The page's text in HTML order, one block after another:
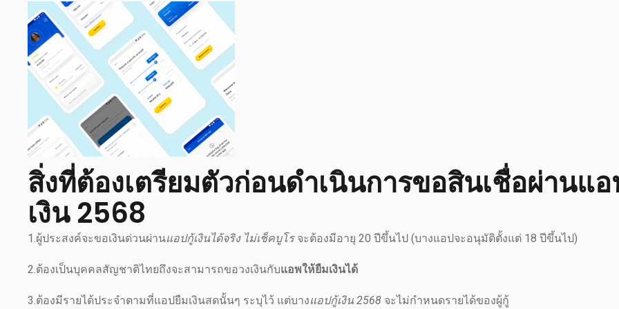
สิ่งที่ต้องเตรียมตัวก่อนดำเนินการขอสินเชื่อผ่านแ
เงิน 2568
1.ผู้ประสงค์จะขอเงินด่วนผ่านแอปกู้เงินได้จริง ไม่เช็คบูโรจะต้องมีอายุ 20 ปีขึ้นไป (บางแอปจะอนุมัติตั้งแต่ 18 ปีขึ้นไป)
2.ต้องเป็นบุคคลสัญชาติไทยถึงจะสามารถขอวงเงินกับแอพให้ยืมเงินได้
3.ต้องมีรายได้ประจำตามที่แอปยืมเงินสดนั้นๆ ระบุไว้ แต่บางแอปกู้เงิน 2568 จะไม่กำหนดรายได้ของผู้กู้